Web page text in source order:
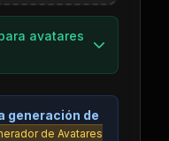
avatares
generación de
de Avatares